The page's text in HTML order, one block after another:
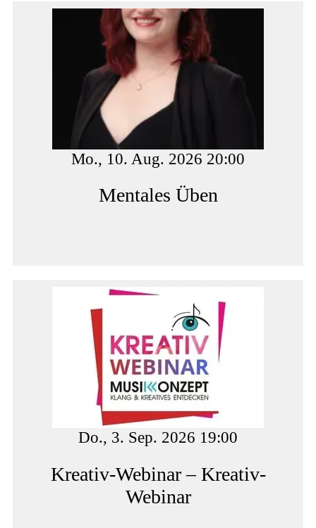
Mo., 10. Aug. 2026 20:00
Mentales Üben
Do., 3. Sep. 2026 19:00
Kreativ-Webinar – Kreativ-
Webinar